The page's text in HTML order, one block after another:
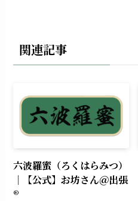
関連記事
六波羅蜜（ろくはらみつ）
｜【公式】お坊さん＠出張
®︎